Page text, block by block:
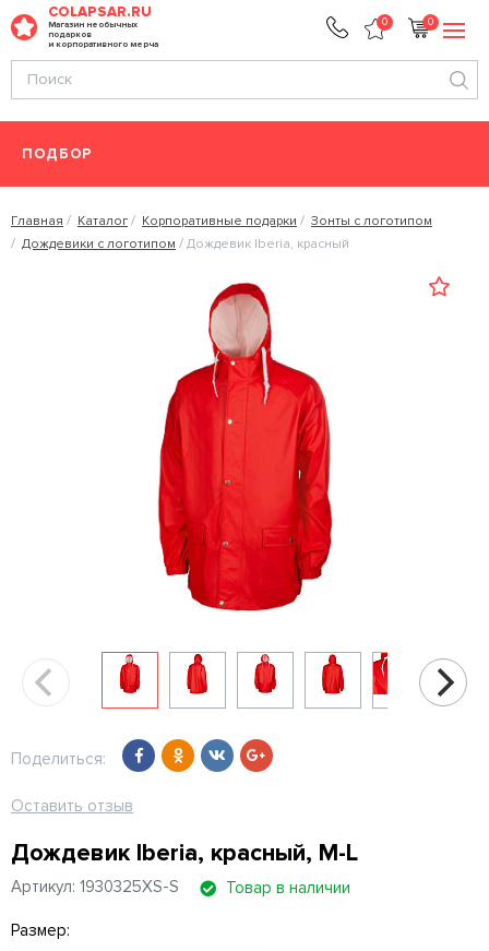
COLAPSAR.RU
Магазин необычных
подарков
и корпоративного мерча
0 0
ПОДБОР
Главная Каталог Корпоративные подарки
Зонты с логотипом
Дождевики с логотипом
Дождевик Iberia, красный
Поделиться:
Оставить отзыв
Дождевик Iberia, красный, M-L
Артикул: 1930325XS-S Товар в наличии
Размер: